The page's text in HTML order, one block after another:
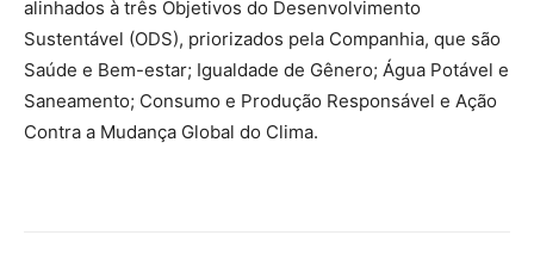
alinhados à três Objetivos do Desenvolvimento
Sustentável (ODS), priorizados pela Companhia, que são
Saúde e Bem-estar; Igualdade de Gênero; Água Potável e
Saneamento; Consumo e Produção Responsável e Ação
Contra a Mudança Global do Clima.